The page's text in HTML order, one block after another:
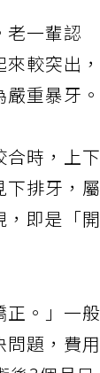
老一輩認
較突出，
重暴牙。
時，上下
下排牙，屬
，即是「開
正。」一般
題，費用